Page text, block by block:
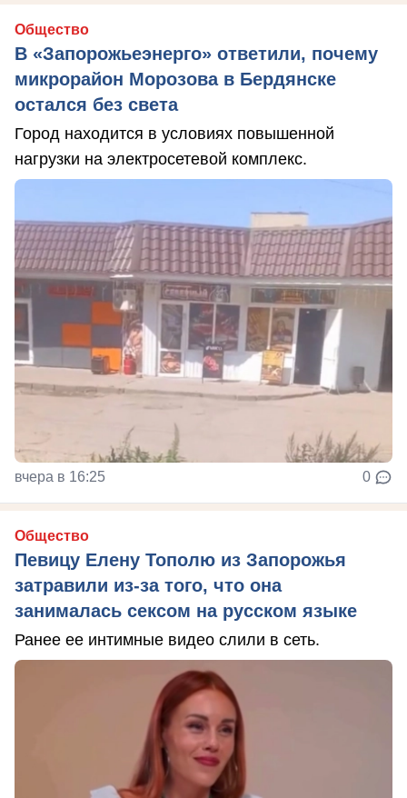
Общество
В «Запорожьеэнерго» ответили, почему
микрорайон Морозова в Бердянске
остался без света
Город находится в условиях повышенной
нагрузки на электросетевой комплекс.
вчера в 16:25 0
Общество
Певицу Елену Тополю из Запорожья
затравили из-за того, что она
занималась сексом на русском языке
Ранее ее интимные видео слили в сеть.